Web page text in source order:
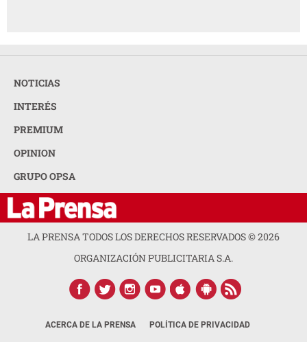
NOTICIAS
INTERÉS
PREMIUM
OPINION
GRUPO OPSA
LA PRENSA TODOS LOS DERECHOS RESERVADOS ©2026
ORGANIZACIÓN PUBLICITARIA S.A.
ACERCA DE LA PRENSA POLÍTICA DE PRIVACIDAD